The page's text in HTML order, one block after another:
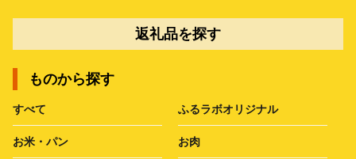
返礼品を探す
ものから探す
すべて ふるラボオリジナル
お米・パン お肉